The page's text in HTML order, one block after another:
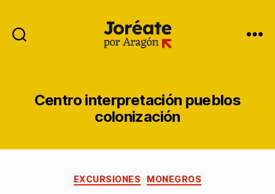
Centro interpretación pueblos
colonización
EXCURSIONES MONEGROS